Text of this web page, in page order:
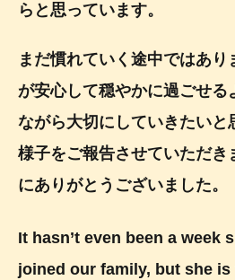
らと思っています。
まだ慣れていく途中ではあ
が安心して穏やかに過ごせる
ながら大切にしていきたいと
様子をご報告させていただき
にありがとうございました。
It hasn’t even been a week
joined our family, but she